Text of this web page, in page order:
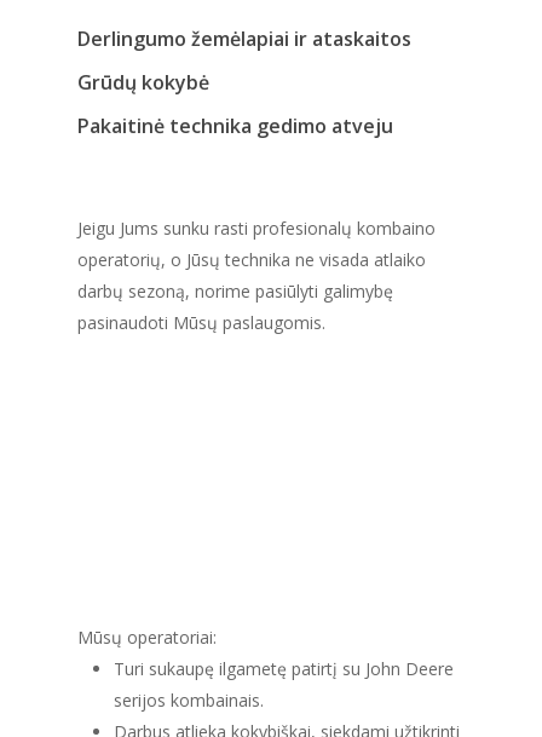
Derlingumo žemėlapiai ir ataskaitos
Grūdų kokybė
Pakaitinė technika gedimo atveju
Jeigu Jums sunku rasti profesionalų kombaino
operatorių, o Jūsų technika ne visada atlaiko
darbų sezoną, norime pasiūlyti galimybę
pasinaudoti Mūsų paslaugomis.
Mūsų operatoriai:
Turi sukaupę ilgametę patirtį su John Deere
serijos kombainais.
Darbus atlieka kokybiškai, siekdami užtikrinti